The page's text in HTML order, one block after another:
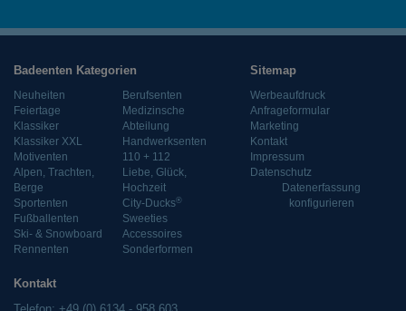
Badeenten Kategorien
Neuheiten
Feiertage
Klassiker
Klassiker XXL
Motiventen
Alpen, Trachten,
Berge
Sportenten
Fußballenten
Ski- & Snowboard
Rennenten
Berufsenten
Medizinsche
Abteilung
Handwerksenten
110 + 112
Liebe, Glück,
Hochzeit
City-Ducks®
Sweeties
Accessoires
Sonderformen
Sitemap
Werbeaufdruck
Anfrageformular
Marketing
Kontakt
Impressum
Datenschutz
Datenerfassung
konfigurieren
Kontakt